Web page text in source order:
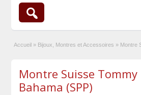
Accueil » Bijoux, Montres et Accessoires » Montre
Montre Suisse Tommy
Bahama (SPP)